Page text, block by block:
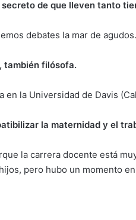
secreto de que lleven tanto
debates la mar de
también filósofa.
en la Universidad de Davis
la maternidad y el
la carrera docente está
pero hubo un momento